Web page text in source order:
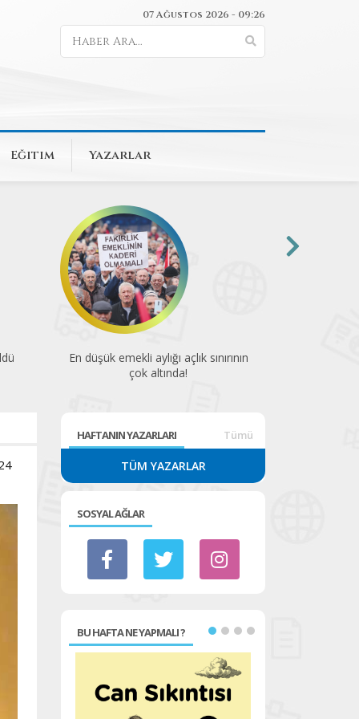
07 Ağustos 2026 - 09:26
Eğitim Yazarlar
En düşük emekli aylığı açlık sınırının
çok altında!
HAFTANIN YAZARLARI Tümü
TÜM YAZARLAR
SOSYAL AĞLAR
BU HAFTA NE YAPMALI ?